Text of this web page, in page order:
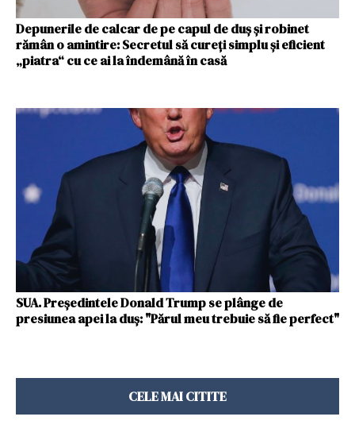
Depunerile de calcar de pe capul de duș și robinet
rămân o amintire: Secretul să cureți simplu și eficient
„piatra“ cu ce ai la îndemână în casă
SUA. Preşedintele Donald Trump se plânge de
presiunea apei la duş: "Părul meu trebuie să fie perfect"
CELE MAI CITITE